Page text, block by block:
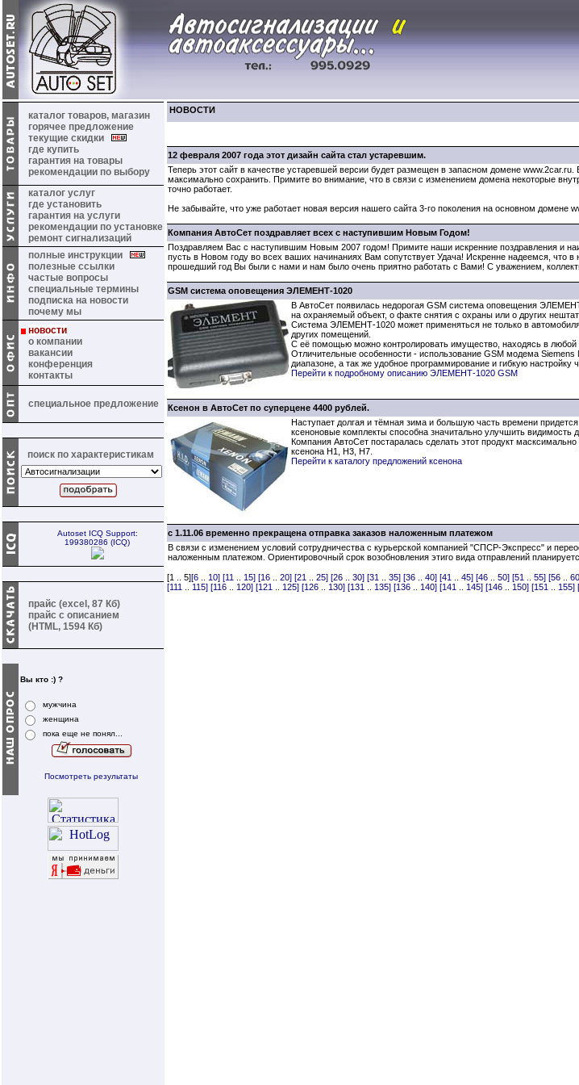
каталог товаров, магазин
горячее предложение
текущие скидки
где купить
гарантия на товары
рекомендации по выбору
каталог услуг
где установить
гарантия на услуги
рекомендации по установке
ремонт сигнализаций
полные инструкции
полезные ссылки
частые вопросы
специальные термины
подписка на новости
почему мы
новости
о компании
вакансии
конференция
контакты
специальное предложение
поиск по характеристикам
Autoset ICQ Support:
199380286 (ICQ)
прайс (excel, 87 Кб)
прайс с описанием
(HTML, 1594 Кб)
Вы кто :) ?
мужчина
женщина
пока еще не понял...
Посмотреть результаты
НОВОСТИ
12 февраля 2007 года этот дизайн сайта стал устаревшим.
Теперь этот сайт в качестве устаревшей версии будет размещен в запасном домене
максимально сохранить. Примите во внимание, что в связи с изменением домена некоторые
точно работает.
Не забывайте, что уже работает новая версия нашего сайта 3-го поколения на основном домене
Компания АвтоСет поздравляет всех с наступившим Новым Годом!
Поздравляем Вас с наступившим Новым 2007 годом! Примите наши искренние поздравления и
пусть в Новом году во всех ваших начинаниях Вам сопутствует Удача! Искренне надеемся, что
прошедший год Вы были с нами и нам было очень приятно работать с Вами! С уважением,
GSM система оповещения ЭЛЕМЕНТ-1020
В АвтоСет появилась недорогая GSM система оповещения
на охраняемый объект, о факте снятия с охраны или о других
Система ЭЛЕМЕНТ-1020 может применяться не только в
других помещений.
С её помощью можно контролировать имущество, находясь в любой
Отличительные особенности - использование GSM модема
диапазоне, а так же удобное программирование и гибкую
Перейти к подробному описанию ЭЛЕМЕНТ-1020 GSM
Ксенон в АвтоСет по суперцене 4400 рублей.
Наступает долгая и тёмная зима и большую часть времени
ксеноновые комплекты способна значитально улучшить видимость
Компания АвтоСет постаралась сделать этот продукт
ксенона Н1, Н3, Н7.
Перейти к каталогу предложений ксенона
с 1.11.06 временно прекращена отправка заказов наложенным платежом
В связи с изменением условий сотрудничества с курьерской компанией "СПСР-Экспресс" и
наложенным платежом. Ориентировочный срок возобновления этиго вида отправлений
[1 .. 5][6 .. 10] [11 .. 15] [16 .. 20] [21 .. 25] [26 .. 30] [31 .. 35] [36 .. 40] [41 .. 45] [46 .. 50] [51 .. 55] [56 ..
[111 .. 115] [116 .. 120] [121 .. 125] [126 .. 130] [131 .. 135] [136 .. 140] [141 .. 145] [146 .. 150] [151 .. 155]